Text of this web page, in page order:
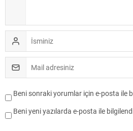
Beni sonraki yorumlar için e-posta ile
Beni yeni yazılarda e-posta ile